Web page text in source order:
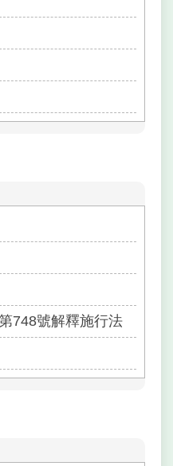
748號解釋施行法